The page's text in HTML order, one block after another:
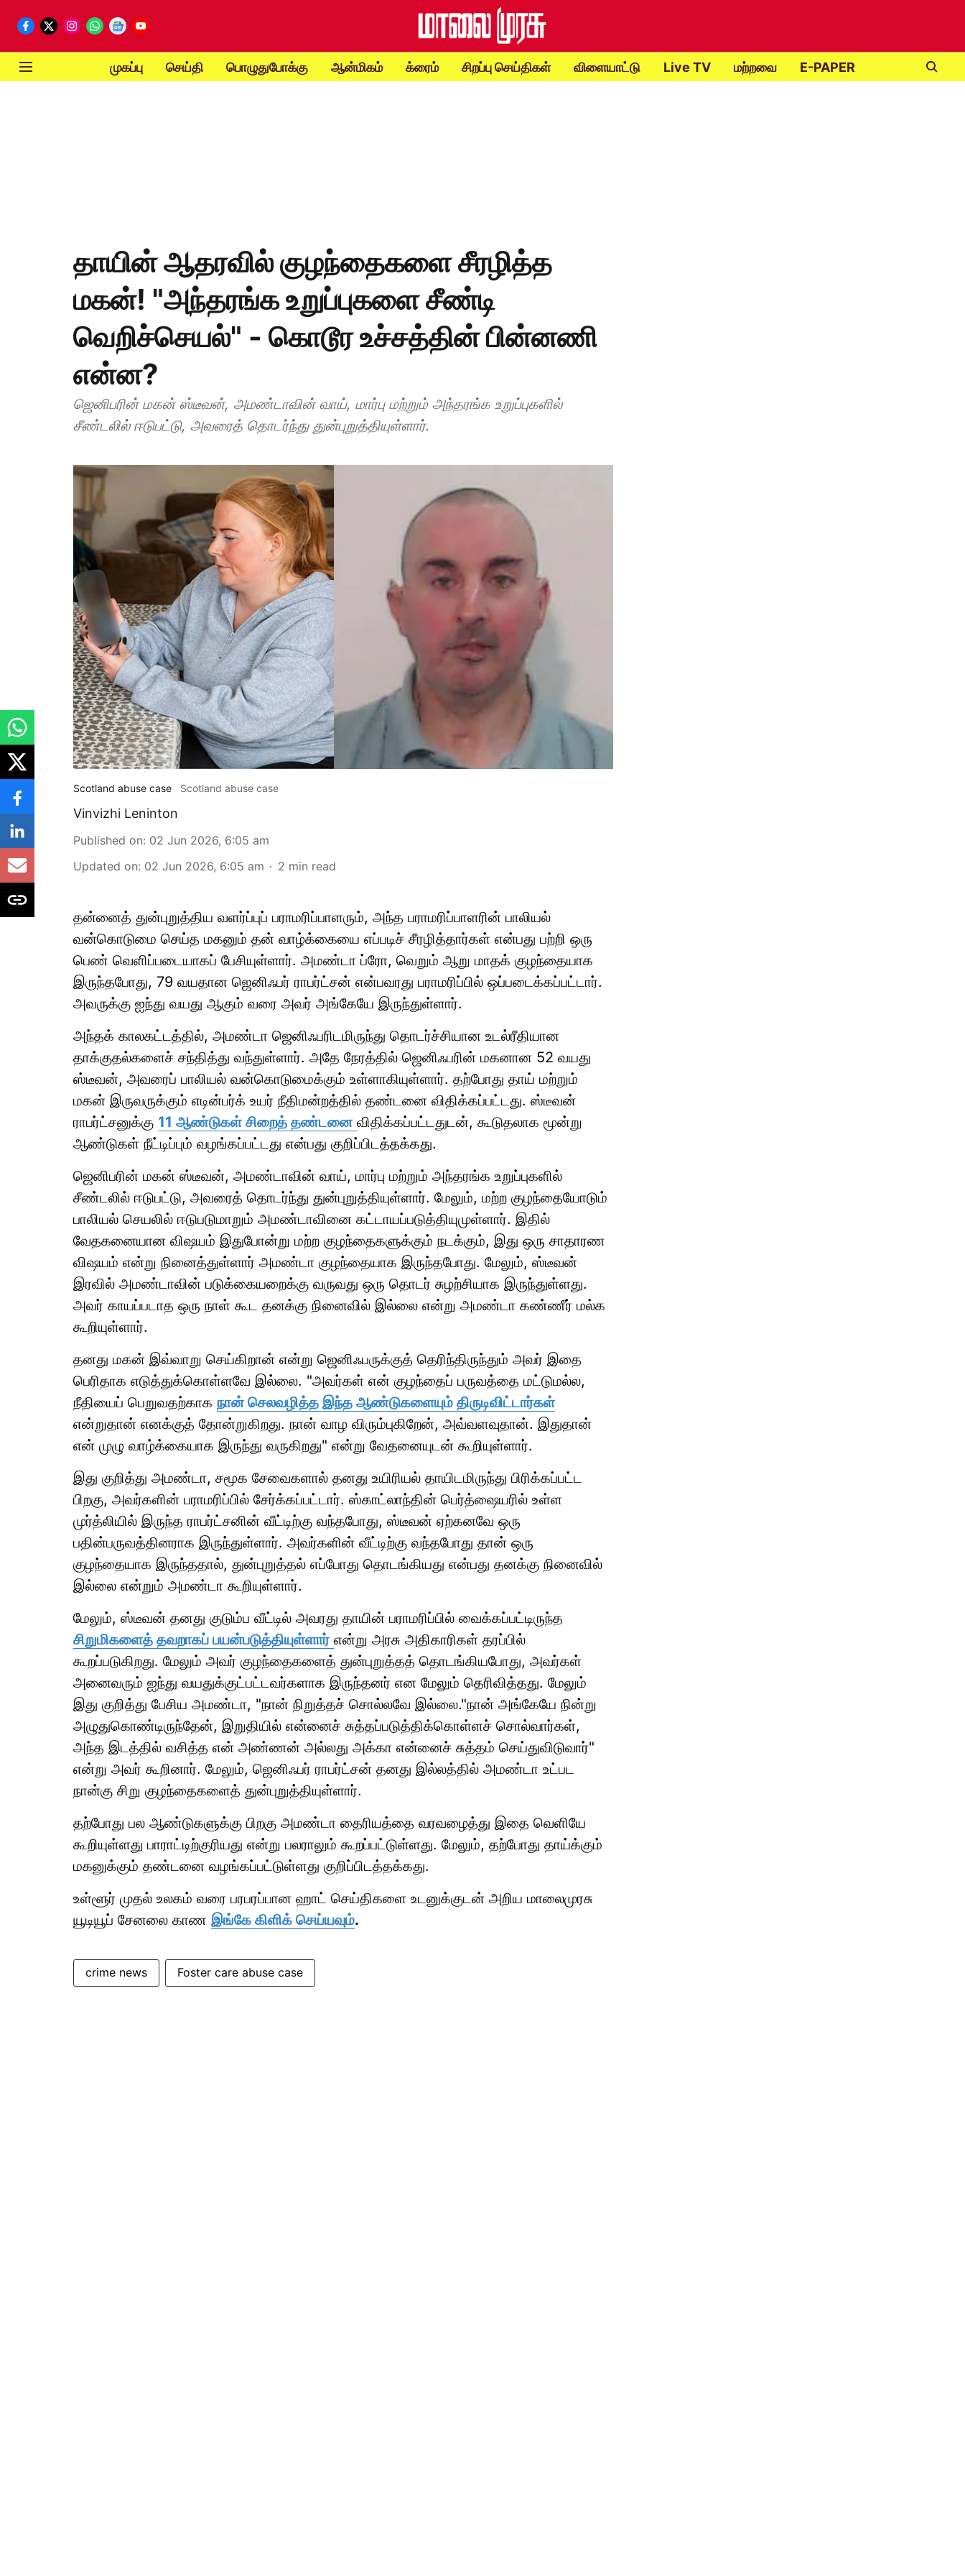
முகப்பு செய்தி பொழுதுபோக்கு ஆன்மிகம் க்ரைம் சிறப்பு செய்திகள் விளையாட்டு Live TV மற்றவை E-PAPER
தாயின் ஆதரவில் குழந்தைகளை சீரழித்த
மகன்! "அந்தரங்க உறுப்புகளை சீண்டி
வெறிச்செயல்" - கொடூர உச்சத்தின் பின்னணி
என்ன?
ஜெனிபரின் மகன் ஸ்டீவன், அமண்டாவின் வாய், மார்பு மற்றும் அந்தரங்க உறுப்புகளில்
சீண்டலில் ஈடுபட்டு, அவரைத் தொடர்ந்து துன்புறுத்தியுள்ளார்.
Scotland abuse case Scotland abuse case
Vinvizhi Leninton
Published on: 02 Jun 2026, 6:05 am
Updated on: 02 Jun 2026, 6:05 am 2 min read
தன்னைத் துன்புறுத்திய வளர்ப்புப் பராமரிப்பாளரும், அந்த பராமரிப்பாளரின் பாலியல்
வன்கொடுமை செய்த மகனும் தன் வாழ்க்கையை எப்படிச் சீரழித்தார்கள் என்பது பற்றி ஒரு
பெண் வெளிப்படையாகப் பேசியுள்ளார். அமண்டா ப்ரோ, வெறும் ஆறு மாதக் குழந்தையாக
இருந்தபோது, ​​79 வயதான ஜெனிஃபர் ராபர்ட்சன் என்பவரது பராமரிப்பில் ஒப்படைக்கப்பட்டார்.
அவருக்கு ஐந்து வயது ஆகும் வரை அவர் அங்கேயே இருந்துள்ளார்.
அந்தக் காலகட்டத்தில், அமண்டா ஜெனிஃபரிடமிருந்து தொடர்ச்சியான உடல்ரீதியான
தாக்குதல்களைச் சந்தித்து வந்துள்ளார். அதே நேரத்தில் ஜெனிஃபரின் மகனான 52 வயது
ஸ்டீவன், அவரைப் பாலியல் வன்கொடுமைக்கும் உள்ளாகியுள்ளார். தற்போது தாய் மற்றும்
மகன் இருவருக்கும் எடின்பர்க் உயர் நீதிமன்றத்தில் தண்டனை விதிக்கப்பட்டது. ஸ்டீவன்
ராபர்ட்சனுக்கு 11 ஆண்டுகள் சிறைத் தண்டனை விதிக்கப்பட்டதுடன், கூடுதலாக மூன்று
ஆண்டுகள் நீட்டிப்பும் வழங்கப்பட்டது என்பது குறிப்பிடத்தக்கது.
ஜெனிபரின் மகன் ஸ்டீவன், அமண்டாவின் வாய், மார்பு மற்றும் அந்தரங்க உறுப்புகளில்
சீண்டலில் ஈடுபட்டு, அவரைத் தொடர்ந்து துன்புறுத்தியுள்ளார். மேலும், மற்ற குழந்தையோடும்
பாலியல் செயலில் ஈடுபடுமாறும் அமண்டாவினை கட்டாயப்படுத்தியுமுள்ளார். இதில்
வேதகனையான விஷயம் இதுபோன்று மற்ற குழந்தைகளுக்கும் நடக்கும், இது ஒரு சாதாரண
விஷயம் என்று நினைத்துள்ளார் அமண்டா குழந்தையாக இருந்தபோது. மேலும், ஸ்டீவன்
இரவில் அமண்டாவின் படுக்கையறைக்கு வருவது ஒரு தொடர் சுழற்சியாக இருந்துள்ளது.
அவர் காயப்படாத ஒரு நாள் கூட தனக்கு நினைவில் இல்லை என்று அமண்டா கண்ணீர் மல்க
கூறியுள்ளார்.
தனது மகன் இவ்வாறு செய்கிறான் என்று ஜெனிஃபருக்குத் தெரிந்திருந்தும் அவர் இதை
பெரிதாக எடுத்துக்கொள்ளவே இல்லை. "அவர்கள் என் குழந்தைப் பருவத்தை மட்டுமல்ல,
நீதியைப் பெறுவதற்காக நான் செலவழித்த இந்த ஆண்டுகளையும் திருடிவிட்டார்கள்
என்றுதான் எனக்குத் தோன்றுகிறது. நான் வாழ விரும்புகிறேன், அவ்வளவுதான். இதுதான்
என் முழு வாழ்க்கையாக இருந்து வருகிறது" என்று வேதனையுடன் கூறியுள்ளார்.
இது குறித்து அமண்டா, சமூக சேவைகளால் தனது உயிரியல் தாயிடமிருந்து பிரிக்கப்பட்ட
பிறகு, அவர்களின் பராமரிப்பில் சேர்க்கப்பட்டார். ஸ்காட்லாந்தின் பெர்த்ஷையரில் உள்ள
முர்த்லியில் இருந்த ராபர்ட்சனின் வீட்டிற்கு வந்தபோது, ​​ஸ்டீவன் ஏற்கனவே ஒரு
பதின்பருவத்தினராக இருந்துள்ளார். அவர்களின் வீட்டிற்கு வந்தபோது தான் ஒரு
குழந்தையாக இருந்ததால், துன்புறுத்தல் எப்போது தொடங்கியது என்பது தனக்கு நினைவில்
இல்லை என்றும் அமண்டா கூறியுள்ளார்.
மேலும், ஸ்டீவன் தனது குடும்ப வீட்டில் அவரது தாயின் பராமரிப்பில் வைக்கப்பட்டிருந்த
சிறுமிகளைத் தவறாகப் பயன்படுத்தியுள்ளார் என்று அரசு அதிகாரிகள் தரப்பில்
கூறப்படுகிறது. மேலும் அவர் குழந்தைகளைத் துன்புறுத்தத் தொடங்கியபோது, ​​அவர்கள்
அனைவரும் ஐந்து வயதுக்குட்பட்டவர்களாக இருந்தனர் என மேலும் தெரிவித்தது. மேலும்
இது குறித்து பேசிய அமண்டா, "நான் நிறுத்தச் சொல்லவே இல்லை."நான் அங்கேயே நின்று
அழுதுகொண்டிருந்தேன், இறுதியில் என்னைச் சுத்தப்படுத்திக்கொள்ளச் சொல்வார்கள்,
அந்த இடத்தில் வசித்த என் அண்ணன் அல்லது அக்கா என்னைச் சுத்தம் செய்துவிடுவார்"
என்று அவர் கூறினார். மேலும், ஜெனிஃபர் ராபர்ட்சன் தனது இல்லத்தில் அமண்டா உட்பட
நான்கு சிறு குழந்தைகளைத் துன்புறுத்தியுள்ளார்.
தற்போது பல ஆண்டுகளுக்கு பிறகு அமண்டா தைரியத்தை வரவழைத்து இதை வெளியே
கூறியுள்ளது பாராட்டிற்குரியது என்று பலராலும் கூறப்பட்டுள்ளது. மேலும், தற்போது தாய்க்கும்
மகனுக்கும் தண்டனை வழங்கப்பட்டுள்ளது குறிப்பிடத்தக்கது.
உள்ளூர் முதல் உலகம் வரை பரபரப்பான ஹாட் செய்திகளை உடனுக்குடன் அறிய மாலைமுரசு
யூடியூப் சேனலை காண இங்கே கிளிக் செய்யவும்.
crime news Foster care abuse case